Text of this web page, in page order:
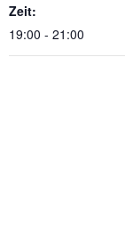
Zeit:
19:00 - 21:00